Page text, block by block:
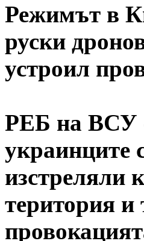
Режимът в
руски
устроил
РЕБ на ВСУ
украинците
изстреляли
територия и